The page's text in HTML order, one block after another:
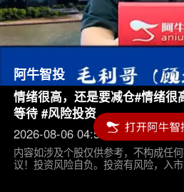
阿牛智投
情绪很高，还是要减仓#情绪很
等待 #风险投资
2026-08-06 04:55
内容如涉及个股仅供参考，不构成任
议！投资风险自负。投资有风险，入市